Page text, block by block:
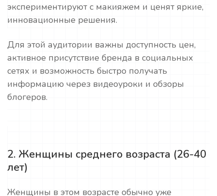
экспериментируют с макияжем и ценят яркие,
инновационные решения.
Для этой аудитории важны доступность цен,
активное присутствие бренда в социальных
сетях и возможность быстро получать
информацию через видеоуроки и обзоры
блогеров.
2. Женщины среднего возраста (26-40
лет)
Женщины в этом возрасте обычно уже